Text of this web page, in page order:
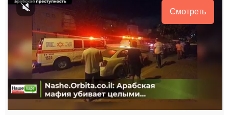
Смотреть